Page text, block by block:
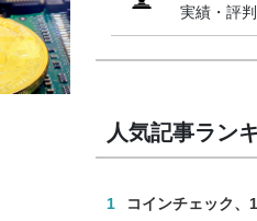
実績・評
人気記事ラン
1 コインチェック、